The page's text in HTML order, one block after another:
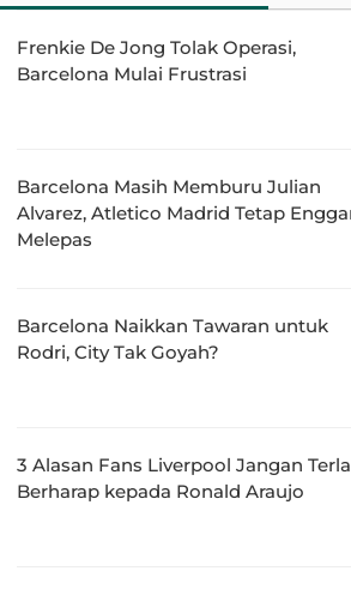
Frenkie De Jong Tolak Operasi,
Barcelona Mulai Frustrasi
Barcelona Masih Memburu Julian
Alvarez, Atletico Madrid Tetap
Melepas
Barcelona Naikkan Tawaran untuk
Rodri, City Tak Goyah?
3 Alasan Fans Liverpool Jangan
Berharap kepada Ronald Araujo